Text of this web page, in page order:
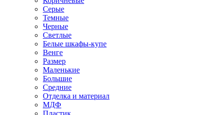
Серые
Темные
Черные
Светлые
Белые шкафы-купе
Венге
Размер
Маленькие
Большие
Средние
Отделка и материал
МДФ
Пластик